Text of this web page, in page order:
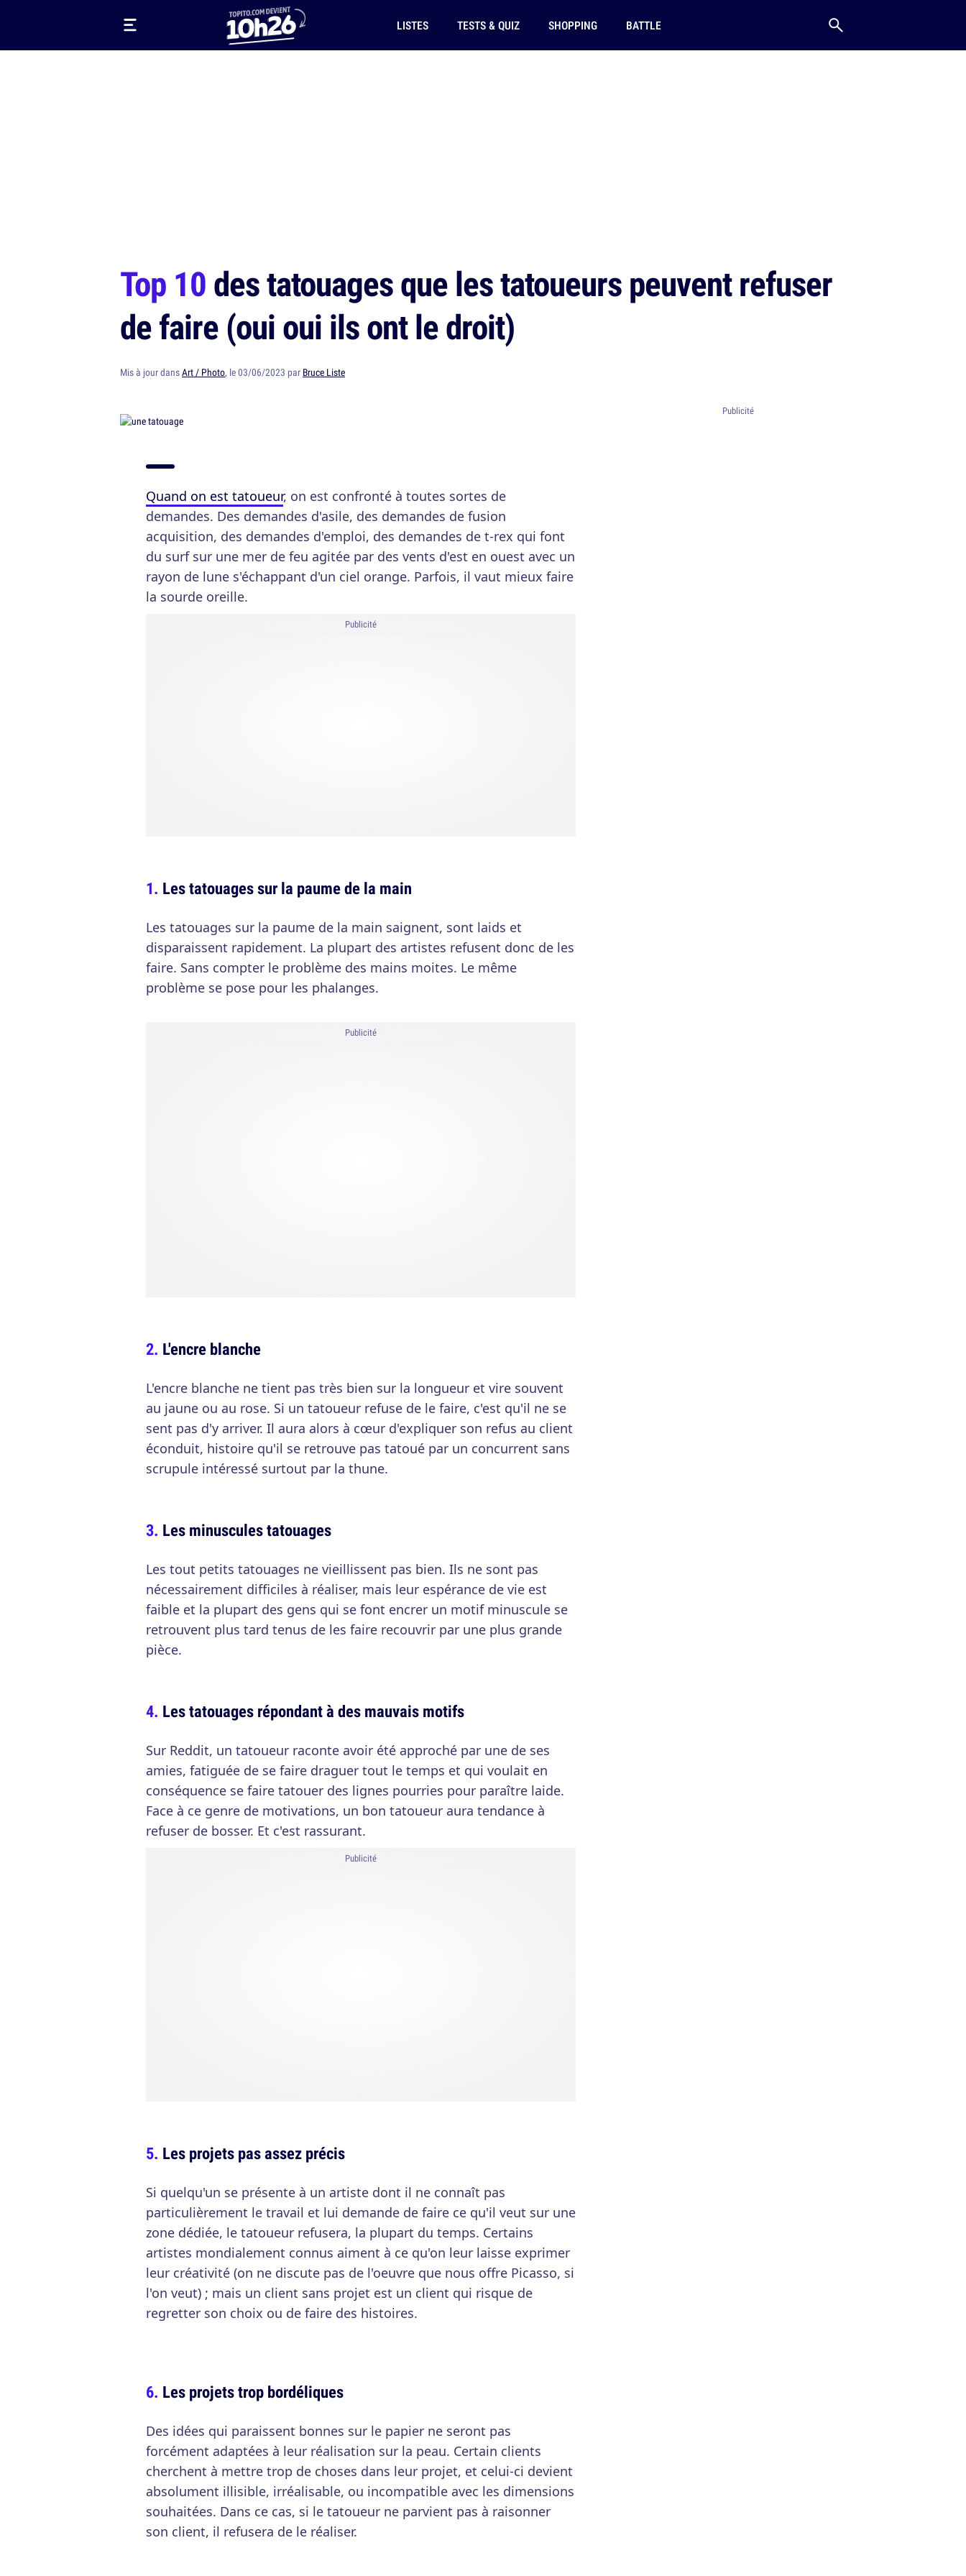
LISTES TESTS & QUIZ SHOPPING BATTLE
Top 10des tatouages que les tatoueurs peuvent refuser
de faire (oui oui ils ont le droit)
Mis à jour dansArt / Photo, le 03/06/2023 par Bruce Liste
Quand on est tatoueur, on est confronté à toutes sortes de
demandes. Des demandes d'asile, des demandes de fusion
acquisition, des demandes d'emploi, des demandes de t-rex qui font
du surf sur une mer de feu agitée par des vents d'est en ouest avec un
rayon de lune s'échappant d'un ciel orange. Parfois, il vaut mieux faire
la sourde oreille.
Publicité
Les tatouages sur la paume de la main
Les tatouages sur la paume de la main saignent, sont laids et
disparaissent rapidement. La plupart des artistes refusent donc de les
faire. Sans compter le problème des mains moites. Le même
problème se pose pour les phalanges.
Publicité
L'encre blanche
L'encre blanche ne tient pas très bien sur la longueur et vire souvent
au jaune ou au rose. Si un tatoueur refuse de le faire, c'est qu'il ne se
sent pas d'y arriver. Il aura alors à cœur d'expliquer son refus au client
éconduit, histoire qu'il se retrouve pas tatoué par un concurrent sans
scrupule intéressé surtout par la thune.
Les minuscules tatouages
Les tout petits tatouages ne vieillissent pas bien. Ils ne sont pas
nécessairement difficiles à réaliser, mais leur espérance de vie est
faible et la plupart des gens qui se font encrer un motif minuscule se
retrouvent plus tard tenus de les faire recouvrir par une plus grande
pièce.
Les tatouages répondant à des mauvais motifs
Sur Reddit, un tatoueur raconte avoir été approché par une de ses
amies, fatiguée de se faire draguer tout le temps et qui voulait en
conséquence se faire tatouer des lignes pourries pour paraître laide.
Face à ce genre de motivations, un bon tatoueur aura tendance à
refuser de bosser. Et c'est rassurant.
Publicité
Les projets pas assez précis
Si quelqu'un se présente à un artiste dont il ne connaît pas
particulièrement le travail et lui demande de faire ce qu'il veut sur une
zone dédiée, le tatoueur refusera, la plupart du temps. Certains
artistes mondialement connus aiment à ce qu'on leur laisse exprimer
leur créativité (on ne discute pas de l'oeuvre que nous offre Picasso, si
l'on veut) ; mais un client sans projet est un client qui risque de
regretter son choix ou de faire des histoires.
Les projets trop bordéliques
Des idées qui paraissent bonnes sur le papier ne seront pas
forcément adaptées à leur réalisation sur la peau. Certain clients
cherchent à mettre trop de choses dans leur projet, et celui-ci devient
absolument illisible, irréalisable, ou incompatible avec les dimensions
souhaitées. Dans ce cas, si le tatoueur ne parvient pas à raisonner
son client, il refusera de le réaliser.